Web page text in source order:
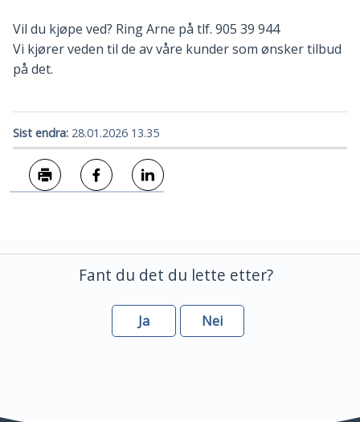
Vil du kjøpe ved? Ring Arne på tlf. 905 39 944
Vi kjører veden til de av våre kunder som ønsker tilbud
på det.
Sist endra 28.01.2026 13.35
Fant du det du lette etter?
Ja Nei